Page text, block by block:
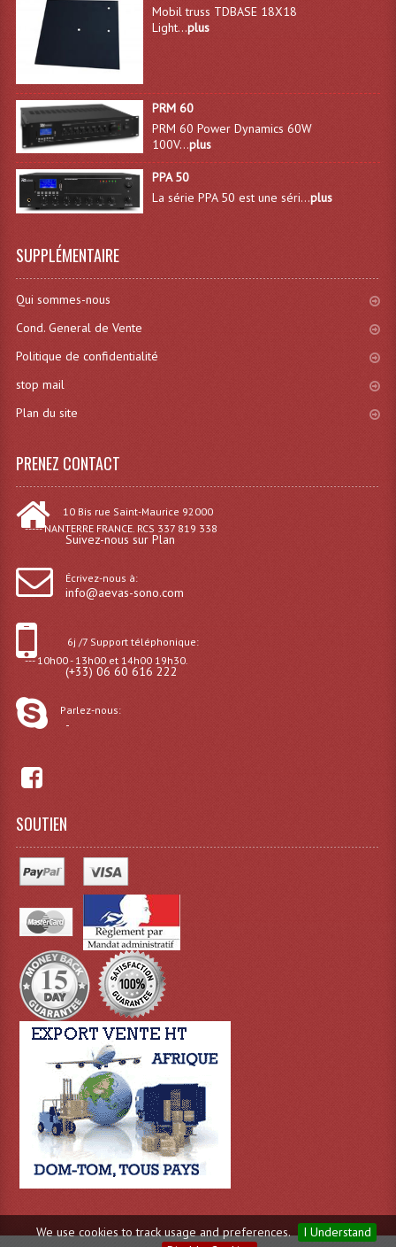
We use cookies to track usage and preferences.
I Understand
Chenillards Modulateurs
Filtres Et Divers
Flexibles Lumineux Leds
Guirlandes Lumineuse
Ampoules - Tubes Lumière Noire Black Gun
Lampes Leds
Lampes PAR
Les Packs Light
Projecteurs À Leds D'extérieurs
Projecteurs Barres De Leds
Projecteurs Déco À Leds
Projecteurs Leds
Projecteurs Plafonniers Et Encastrés
Projecteurs Théâtre Led
Projecteurs Traditionnels
Projecteurs Cycliodes
Projecteurs Par : 16 À 64 Et Autres
Mobil truss TDBASE 18X18
Light...plus
PRM 60
PRM 60 Power Dynamics 60W
100V...plus
PPA 50
La série PPA 50 est une séri...plus
SUPPLÉMENTAIRE
Qui sommes-nous
Cond. General de Vente
Politique de confidentialité
stop mail
Plan du site
PRENEZ CONTACT
10 Bis rue Saint-Maurice 92000
----- NANTERRE FRANCE. RCS 337 819 338
Suivez-nous sur Plan
Écrivez-nous à:
info@aevas-sono.com
6j /7 Support téléphonique:
--- 10h00 - 13h00 et 14h00 19h30.
(+33) 06 60 616 222
Parlez-nous:
-
SOUTIEN